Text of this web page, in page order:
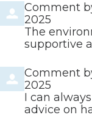
Comment
2025
The
supportive
Comment
2025
I can
advice on